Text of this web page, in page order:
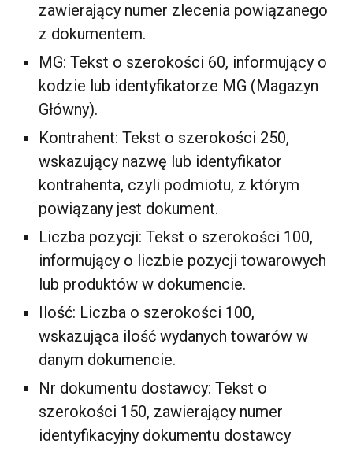
zawierający numer zlecenia powiązanego
z dokumentem.
MG: Tekst o szerokości 60, informujący o
kodzie lub identyfikatorze MG (Magazyn
Główny).
Kontrahent: Tekst o szerokości 250,
wskazujący nazwę lub identyfikator
kontrahenta, czyli podmiotu, z którym
powiązany jest dokument.
Liczba pozycji: Tekst o szerokości 100,
informujący o liczbie pozycji towarowych
lub produktów w dokumencie.
Ilość: Liczba o szerokości 100,
wskazująca ilość wydanych towarów w
danym dokumencie.
Nr dokumentu dostawcy: Tekst o
szerokości 150, zawierający numer
identyfikacyjny dokumentu dostawcy